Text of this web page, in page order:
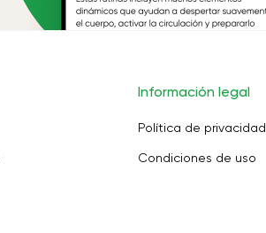
Información legal
Política de privacidad
Condiciones de uso